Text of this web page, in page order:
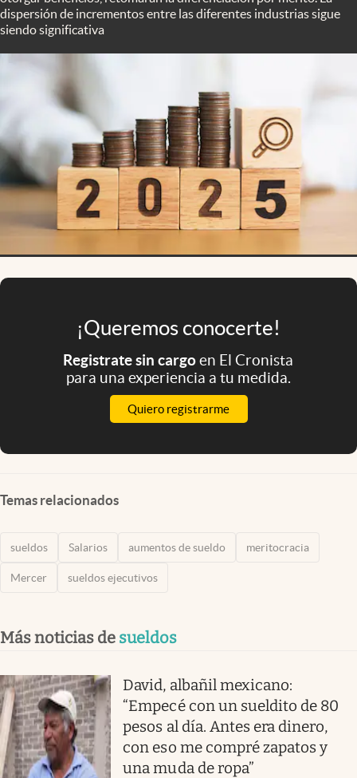
Infotechnology
Clase
Mundial 2026
Eventos Corporativos
El Cronista Studio
Mediakit
abre en nueva pestaña
Argentina
dispersión de incrementos entre las diferentes industrias sigue
siendo significativa
¡Queremos conocerte!
Registrate sin cargoen El Cronista
para una experiencia a tu medida.
Quiero registrarme
Temas relacionados
sueldos Salarios aumentos de sueldo meritocracia
Mercer sueldos ejecutivos
Más noticias de sueldos
David, albañil mexicano:
“Empecé con un sueldito de 80
pesos al día. Antes era dinero,
con eso me compré zapatos y
una muda de ropa”